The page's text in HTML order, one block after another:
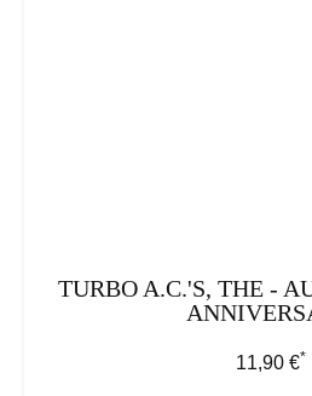
TURBO A.C.'S, THE -
11,90 €*